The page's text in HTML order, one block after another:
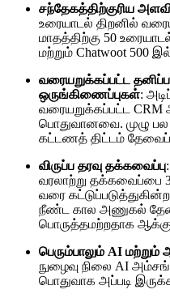
சந்தேகத்திற்குரிய
உரையாடல் திறனில்
மாதத்திற்கு 50
மற்றும் Chatwoot 500
வரையறுக்கப்பட்ட
ஒருங்கிணைப்புகள்:
வரையறுக்கப்பட்ட
பொதுவானவை. முழு பல
கட்டணத் திட்டம்
விருப்ப தரவு தக்கவைப்பு
வரலாற்று தக்கவைப்பை
வரை
நீண்ட கால அணுகல்
பொருத்தமற்றதாக
பெரும்பாலும் AI
நுழைவு நிலை AI
பொதுவாக அப்படி